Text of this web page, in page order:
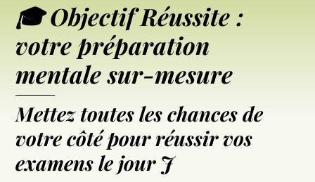
🎓 Objectif Réussite :
votre préparation
mentale sur-mesure
Mettez toutes les chances de
votre côté pour réussir vos
examens le jour J